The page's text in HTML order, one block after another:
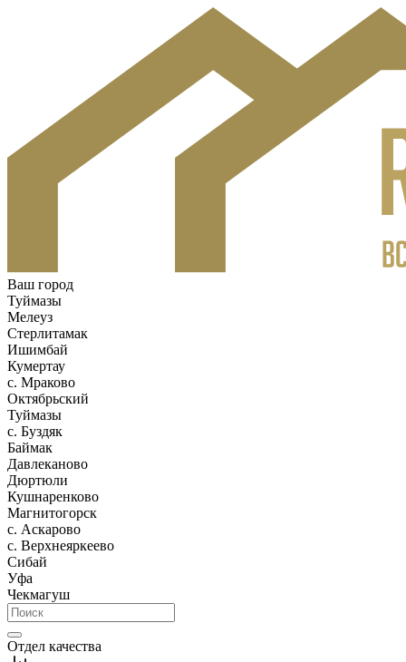
Ваш город
Туймазы
Мелеуз
Стерлитамак
Ишимбай
Кумертау
c. Мраково
Октябрьский
Туймазы
c. Буздяк
Баймак
Давлеканово
Дюртюли
Кушнаренково
Магнитогорск
с. Аскарово
с. Верхнеяркеево
Сибай
Уфа
Чекмагуш
Отдел качества